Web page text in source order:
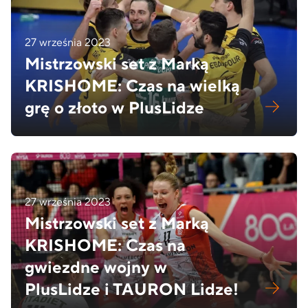
27 września 2023
Mistrzowski set z Marką
KRISHOME: Czas na wielką
grę o złoto w PlusLidze
27 września 2023
Mistrzowski set z Marką
KRISHOME: Czas na
gwiezdne wojny w
PlusLidze i TAURON Lidze!